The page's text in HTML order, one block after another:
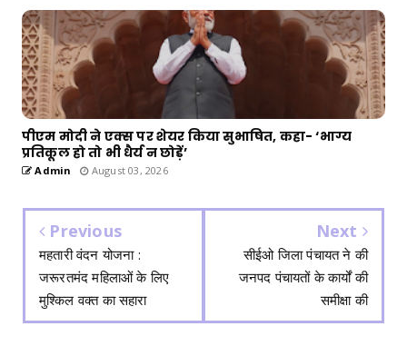
पीएम मोदी ने एक्स पर शेयर किया सुभाषित, कहा- ‘भाग्य
प्रतिकूल हो तो भी धैर्य न छोड़ें’
Admin August 03, 2026
Previous
महतारी वंदन योजना :
जरूरतमंद महिलाओं के लिए
मुश्किल वक्त का सहारा
Next
सीईओ जिला पंचायत ने की
जनपद पंचायतों के कार्यों की
समीक्षा की